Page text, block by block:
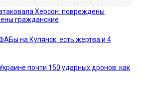
Херсон: повреждены
гражданские
на Купянск: есть жертва и 4
почти 150 ударных дронов: как